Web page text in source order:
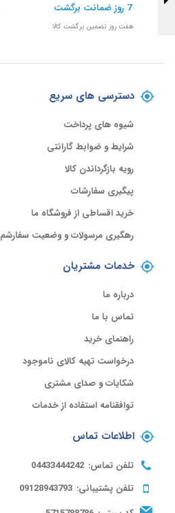
7 روز ضمانت برگشت
هفت روز تضمین برگشت کالا
دسترسی های سریع
شیوه های پرداخت
شرایط و ضوابط گارانتی
رویه بازگرداندن کالا
پیگیری سفارشات
خرید اقساطی از فروشگاه ما
رهگیری مرسولات و وضعیت سفارشم
خدمات مشتریان
درباره ما
تماس با ما
راهنمای خرید
درخواست تهیه کالای ناموجود
شکایات و صدای مشتری
توافقنامه استفاده از خدمات
اطلاعات تماس
تلفن تماس: 04433444242
تلفن پشتیبانی: 09128943793